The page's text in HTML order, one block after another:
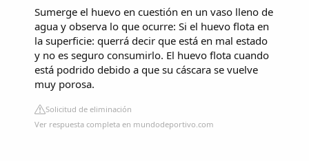
Sumerge el huevo en cuestión en un vaso lleno de
agua y observa lo que ocurre: Si el huevo flota en
la superficie: querrá decir que está en mal estado
y no es seguro consumirlo. El huevo flota cuando
está podrido debido a que su cáscara se vuelve
muy porosa.
Solicitud de eliminación
Ver respuesta completa en mundodeportivo.com